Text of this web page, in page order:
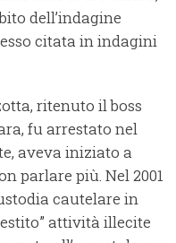
dell’indagine
citata in indagini
ritenuto il boss
fu arrestato nel
aveva iniziato a
parlare più. Nel 2001
cautelare in
attività illecite